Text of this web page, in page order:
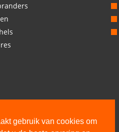
gebruik van cookies om